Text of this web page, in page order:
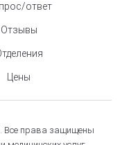
ответ
Отзывы
Цены
Все права защищены